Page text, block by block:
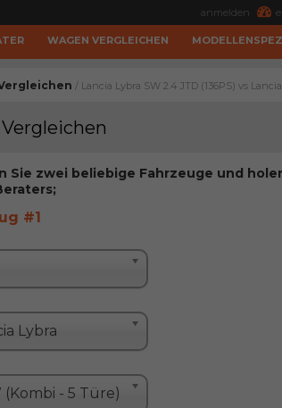
anmelden
WAGEN VERGLEICHEN
/ Lancia Lybra SW 2.4 JTD (136PS) vs
Sie zwei beliebige Fahrzeuge und
#1
Lybra
(Kombi - 5 Türe)